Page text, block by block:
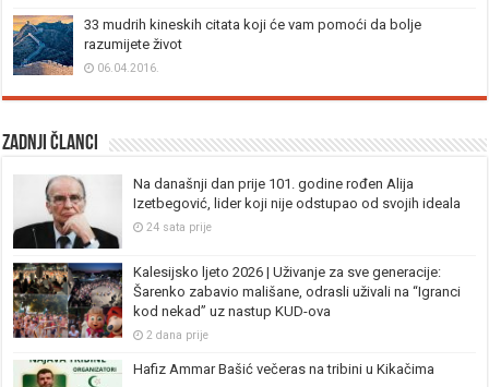
33 mudrih kineskih citata koji će vam pomoći da bolje
razumijete život
06.04.2016.
Zadnji članci
Na današnji dan prije 101. godine rođen Alija
Izetbegović, lider koji nije odstupao od svojih ideala
24 sata prije
Kalesijsko ljeto 2026 | Uživanje za sve generacije:
Šarenko zabavio mališane, odrasli uživali na “Igranci
kod nekad” uz nastup KUD-ova
2 dana prije
Hafiz Ammar Bašić večeras na tribini u Kikačima